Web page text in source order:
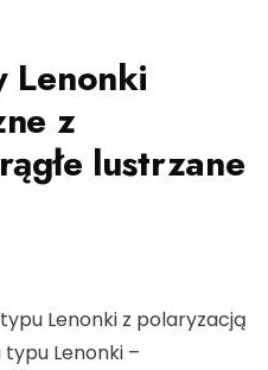
Lenonki
z
lustrzane
Lenonki z polaryzacją
Lenonki –